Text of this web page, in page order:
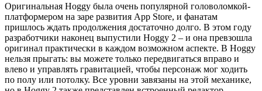
Оригинальная Hoggy была очень популярной головоломкой-
платформером на заре развития App Store, и фанатам
пришлось ждать продолжения достаточно долго. В этом году
разработчики наконец выпустили Hoggy 2 – и она превзошла
оригинал практически в каждом возможном аспекте. В Hoggy
нельзя прыгать: вы можете только передвигаться вправо и
влево и управлять гравитацией, чтобы персонаж мог ходить
по полу или потолку. Все уровни завязаны на этой механике,